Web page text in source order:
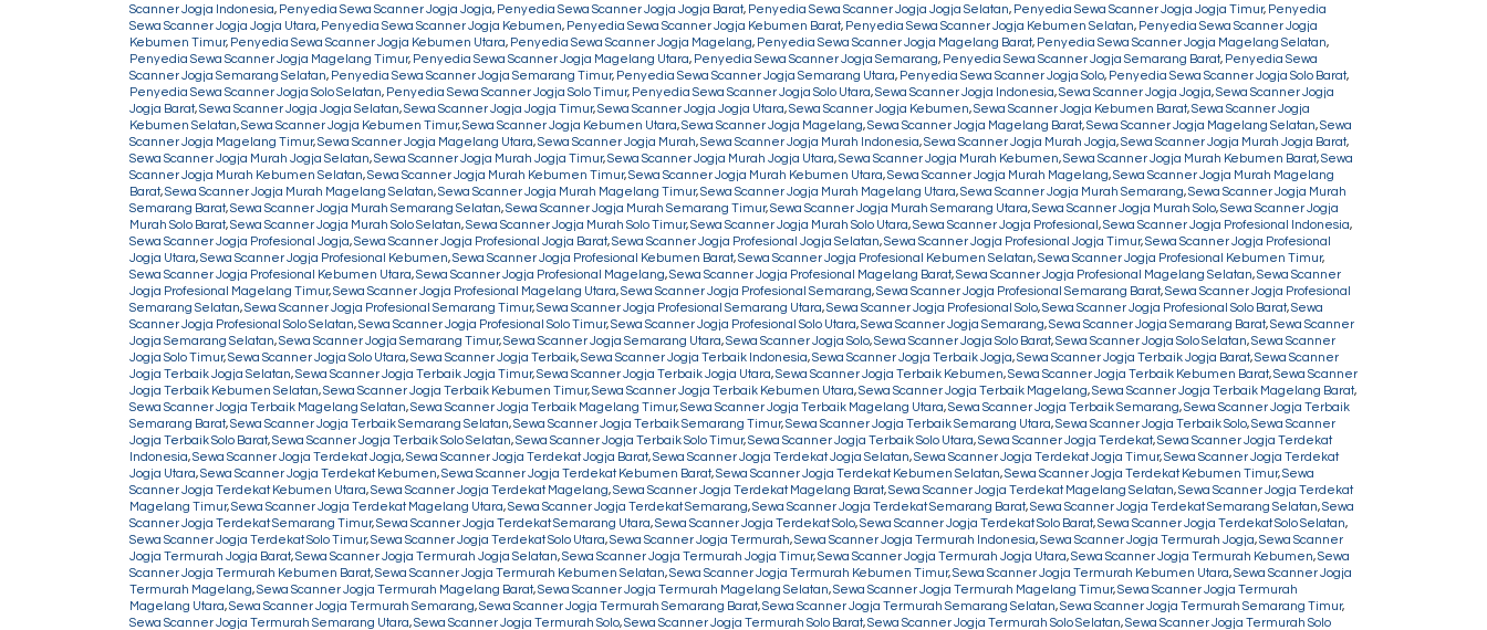
Scanner Jogja Indonesia, Penyedia Sewa Scanner Jogja Jogja, Penyedia Sewa Scanner Jogja Jogja Barat, Penyedia Sewa Scanner Jogja Jogja Selatan, Penyedia Sewa Scanner Jogja Jogja Timur, Penyedia
Sewa Scanner Jogja Jogja Utara, Penyedia Sewa Scanner Jogja Kebumen, Penyedia Sewa Scanner Jogja Kebumen Barat, Penyedia Sewa Scanner Jogja Kebumen Selatan, Penyedia Sewa Scanner Jogja
Kebumen Timur, Penyedia Sewa Scanner Jogja Kebumen Utara, Penyedia Sewa Scanner Jogja Magelang, Penyedia Sewa Scanner Jogja Magelang Barat, Penyedia Sewa Scanner Jogja Magelang Selatan,
Penyedia Sewa Scanner Jogja Magelang Timur, Penyedia Sewa Scanner Jogja Magelang Utara, Penyedia Sewa Scanner Jogja Semarang, Penyedia Sewa Scanner Jogja Semarang Barat, Penyedia Sewa
Scanner Jogja Semarang Selatan, Penyedia Sewa Scanner Jogja Semarang Timur, Penyedia Sewa Scanner Jogja Semarang Utara, Penyedia Sewa Scanner Jogja Solo, Penyedia Sewa Scanner Jogja Solo Barat,
Penyedia Sewa Scanner Jogja Solo Selatan, Penyedia Sewa Scanner Jogja Solo Timur, Penyedia Sewa Scanner Jogja Solo Utara,Sewa Scanner Jogja Indonesia,Sewa Scanner Jogja Jogja,Sewa Scanner Jogja
Jogja Barat,Sewa Scanner Jogja Jogja Selatan,Sewa Scanner Jogja Jogja Timur,Sewa Scanner Jogja Jogja Utara,Sewa Scanner Jogja Kebumen,Sewa Scanner Jogja Kebumen Barat,Sewa Scanner Jogja
Kebumen Selatan,Sewa Scanner Jogja Kebumen Timur,Sewa Scanner Jogja Kebumen Utara,Sewa Scanner Jogja Magelang,Sewa Scanner Jogja Magelang Barat,Sewa Scanner Jogja Magelang Selatan,Sewa
Scanner Jogja Magelang Timur,Sewa Scanner Jogja Magelang Utara,Sewa Scanner Jogja Murah,Sewa Scanner Jogja Murah Indonesia,Sewa Scanner Jogja Murah Jogja,Sewa Scanner Jogja Murah Jogja Barat,
Sewa Scanner Jogja Murah Jogja Selatan,Sewa Scanner Jogja Murah Jogja Timur,Sewa Scanner Jogja Murah Jogja Utara,Sewa Scanner Jogja Murah Kebumen,Sewa Scanner Jogja Murah Kebumen Barat,Sewa
Scanner Jogja Murah Kebumen Selatan,Sewa Scanner Jogja Murah Kebumen Timur,Sewa Scanner Jogja Murah Kebumen Utara,Sewa Scanner Jogja Murah Magelang,Sewa Scanner Jogja Murah Magelang
Barat,Sewa Scanner Jogja Murah Magelang Selatan,Sewa Scanner Jogja Murah Magelang Timur,Sewa Scanner Jogja Murah Magelang Utara,Sewa Scanner Jogja Murah Semarang,Sewa Scanner Jogja Murah
Semarang Barat,Sewa Scanner Jogja Murah Semarang Selatan,Sewa Scanner Jogja Murah Semarang Timur,Sewa Scanner Jogja Murah Semarang Utara,Sewa Scanner Jogja Murah Solo,Sewa Scanner Jogja
Murah Solo Barat,Sewa Scanner Jogja Murah Solo Selatan,Sewa Scanner Jogja Murah Solo Timur,Sewa Scanner Jogja Murah Solo Utara,Sewa Scanner Jogja Profesional ,Sewa Scanner Jogja Profesional Indonesia,
Sewa Scanner Jogja Profesional Jogja,Sewa Scanner Jogja Profesional Jogja Barat,Sewa Scanner Jogja Profesional Jogja Selatan,Sewa Scanner Jogja Profesional Jogja Timur,Sewa Scanner Jogja Profesional
Jogja Utara,Sewa Scanner Jogja Profesional Kebumen,Sewa Scanner Jogja Profesional Kebumen Barat,Sewa Scanner Jogja Profesional Kebumen Selatan,Sewa Scanner Jogja Profesional Kebumen Timur,
Sewa Scanner Jogja Profesional Kebumen Utara,Sewa Scanner Jogja Profesional Magelang,Sewa Scanner Jogja Profesional Magelang Barat,Sewa Scanner Jogja Profesional Magelang Selatan,Sewa Scanner
Jogja Profesional Magelang Timur,Sewa Scanner Jogja Profesional Magelang Utara,Sewa Scanner Jogja Profesional Semarang,Sewa Scanner Jogja Profesional Semarang Barat,Sewa Scanner Jogja Profesional
Semarang Selatan,Sewa Scanner Jogja Profesional Semarang Timur,Sewa Scanner Jogja Profesional Semarang Utara,Sewa Scanner Jogja Profesional Solo,Sewa Scanner Jogja Profesional Solo Barat,Sewa
Scanner Jogja Profesional Solo Selatan,Sewa Scanner Jogja Profesional Solo Timur,Sewa Scanner Jogja Profesional Solo Utara,Sewa Scanner Jogja Semarang,Sewa Scanner Jogja Semarang Barat,Sewa Scanner
Jogja Semarang Selatan,Sewa Scanner Jogja Semarang Timur,Sewa Scanner Jogja Semarang Utara,Sewa Scanner Jogja Solo,Sewa Scanner Jogja Solo Barat,Sewa Scanner Jogja Solo Selatan,Sewa Scanner
Jogja Solo Timur,Sewa Scanner Jogja Solo Utara,Sewa Scanner Jogja Terbaik,Sewa Scanner Jogja Terbaik Indonesia,Sewa Scanner Jogja Terbaik Jogja,Sewa Scanner Jogja Terbaik Jogja Barat,Sewa Scanner
Jogja Terbaik Jogja Selatan,Sewa Scanner Jogja Terbaik Jogja Timur,Sewa Scanner Jogja Terbaik Jogja Utara,Sewa Scanner Jogja Terbaik Kebumen,Sewa Scanner Jogja Terbaik Kebumen Barat,Sewa Scanner
Jogja Terbaik Kebumen Selatan,Sewa Scanner Jogja Terbaik Kebumen Timur,Sewa Scanner Jogja Terbaik Kebumen Utara,Sewa Scanner Jogja Terbaik Magelang,Sewa Scanner Jogja Terbaik Magelang Barat,
Sewa Scanner Jogja Terbaik Magelang Selatan,Sewa Scanner Jogja Terbaik Magelang Timur,Sewa Scanner Jogja Terbaik Magelang Utara,Sewa Scanner Jogja Terbaik Semarang,Sewa Scanner Jogja Terbaik
Semarang Barat,Sewa Scanner Jogja Terbaik Semarang Selatan,Sewa Scanner Jogja Terbaik Semarang Timur,Sewa Scanner Jogja Terbaik Semarang Utara,Sewa Scanner Jogja Terbaik Solo,Sewa Scanner
Jogja Terbaik Solo Barat,Sewa Scanner Jogja Terbaik Solo Selatan,Sewa Scanner Jogja Terbaik Solo Timur,Sewa Scanner Jogja Terbaik Solo Utara,Sewa Scanner Jogja Terdekat,Sewa Scanner Jogja Terdekat
Indonesia,Sewa Scanner Jogja Terdekat Jogja,Sewa Scanner Jogja Terdekat Jogja Barat,Sewa Scanner Jogja Terdekat Jogja Selatan,Sewa Scanner Jogja Terdekat Jogja Timur,Sewa Scanner Jogja Terdekat
Jogja Utara,Sewa Scanner Jogja Terdekat Kebumen,Sewa Scanner Jogja Terdekat Kebumen Barat,Sewa Scanner Jogja Terdekat Kebumen Selatan,Sewa Scanner Jogja Terdekat Kebumen Timur,Sewa
Scanner Jogja Terdekat Kebumen Utara,Sewa Scanner Jogja Terdekat Magelang,Sewa Scanner Jogja Terdekat Magelang Barat,Sewa Scanner Jogja Terdekat Magelang Selatan,Sewa Scanner Jogja Terdekat
Magelang Timur,Sewa Scanner Jogja Terdekat Magelang Utara,Sewa Scanner Jogja Terdekat Semarang,Sewa Scanner Jogja Terdekat Semarang Barat,Sewa Scanner Jogja Terdekat Semarang Selatan,Sewa
Scanner Jogja Terdekat Semarang Timur,Sewa Scanner Jogja Terdekat Semarang Utara,Sewa Scanner Jogja Terdekat Solo,Sewa Scanner Jogja Terdekat Solo Barat,Sewa Scanner Jogja Terdekat Solo Selatan,
Sewa Scanner Jogja Terdekat Solo Timur,Sewa Scanner Jogja Terdekat Solo Utara,Sewa Scanner Jogja Termurah,Sewa Scanner Jogja Termurah Indonesia,Sewa Scanner Jogja Termurah Jogja,Sewa Scanner
Jogja Termurah Jogja Barat,Sewa Scanner Jogja Termurah Jogja Selatan,Sewa Scanner Jogja Termurah Jogja Timur,Sewa Scanner Jogja Termurah Jogja Utara,Sewa Scanner Jogja Termurah Kebumen,Sewa
Scanner Jogja Termurah Kebumen Barat,Sewa Scanner Jogja Termurah Kebumen Selatan,Sewa Scanner Jogja Termurah Kebumen Timur,Sewa Scanner Jogja Termurah Kebumen Utara,Sewa Scanner Jogja
Termurah Magelang,Sewa Scanner Jogja Termurah Magelang Barat,Sewa Scanner Jogja Termurah Magelang Selatan,Sewa Scanner Jogja Termurah Magelang Timur,Sewa Scanner Jogja Termurah
Magelang Utara,Sewa Scanner Jogja Termurah Semarang,Sewa Scanner Jogja Termurah Semarang Barat,Sewa Scanner Jogja Termurah Semarang Selatan,Sewa Scanner Jogja Termurah Semarang Timur,
Sewa Scanner Jogja Termurah Semarang Utara,Sewa Scanner Jogja Termurah Solo,Sewa Scanner Jogja Termurah Solo Barat,Sewa Scanner Jogja Termurah Solo Selatan,Sewa Scanner Jogja Termurah Solo